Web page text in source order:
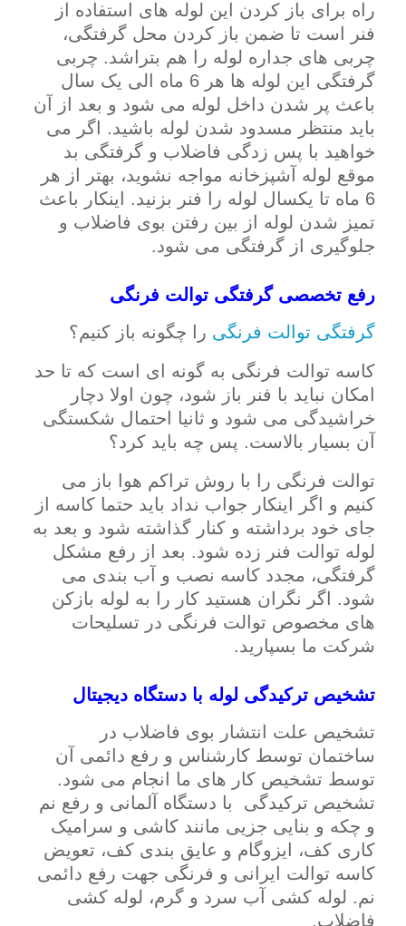
راه برای باز کردن این لوله های استفاده از
فنر است تا ضمن باز کردن محل گرفتگی،
چربی های جداره لوله را هم بتراشد. چربی
گرفتگی این لوله ها هر 6 ماه الی یک سال
باعث پر شدن داخل لوله می شود و بعد از آن
باید منتظر مسدود شدن لوله باشید. اگر می
خواهید با پس زدگی فاضلاب و گرفتگی بد
موقع لوله آشپزخانه مواجه نشوید، بهتر از هر
6 ماه تا یکسال لوله را فنر بزنید. اینکار باعث
تمیز شدن لوله از بین رفتن بوی فاضلاب و
جلوگیری از گرفتگی می شود.
رفع تخصصی گرفتگی توالت فرنگی
گرفتگی توالت فرنگی را چگونه باز کنیم؟
کاسه توالت فرنگی به گونه ای است که تا حد
امکان نباید با فنر باز شود، چون اولا دچار
خراشیدگی می شود و ثانیا احتمال شکستگی
آن بسیار بالاست. پس چه باید کرد؟
توالت فرنگی را با روش تراکم هوا باز می
کنیم و اگر اینکار جواب نداد باید حتما کاسه از
جای خود برداشته و کنار گذاشته شود و بعد به
لوله توالت فنر زده شود. بعد از رفع مشکل
گرفتگی، مجدد کاسه نصب و آب بندی می
شود. اگر نگران هستید کار را به لوله بازکن
های مخصوص توالت فرنگی در تسلیحات
شرکت ما بسپارید.
تشخیص ترکیدگی لوله با دستگاه دیجیتال
تشخیص علت انتشار بوی فاضلاب در
ساختمان توسط کارشناس و رفع دائمی آن
توسط تشخیص کار های ما انجام می شود.
تشخیص ترکیدگی با دستگاه آلمانی و رفع نم
و چکه و بنایی جزیی مانند کاشی و سرامیک
کاری کف، ایزوگام و عایق بندی کف، تعویض
کاسه توالت ایرانی و فرنگی جهت رفع دائمی
نم. لوله کشی آب سرد و گرم، لوله کشی
فاضلاب.